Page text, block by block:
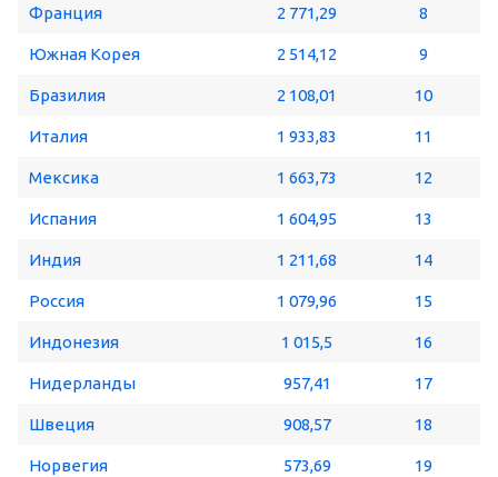
Франция 2 771,29 8
Южная Корея 2 514,12 9
Бразилия 2 108,01 10
Италия 1 933,83 11
Мексика 1 663,73 12
Испания 1 604,95 13
Индия 1 211,68 14
Россия 1 079,96 15
Индонезия 1 015,5 16
Нидерланды 957,41 17
Швеция 908,57 18
Норвегия 573,69 19